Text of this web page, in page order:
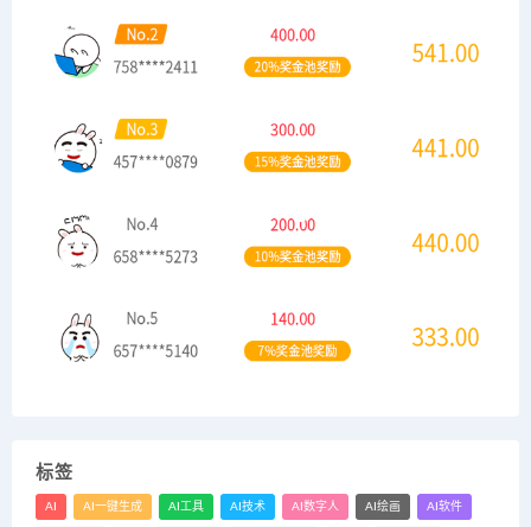
标签
AI AI一键生成 AI工具 AI技术 AI数字人 AI绘画 AI软件